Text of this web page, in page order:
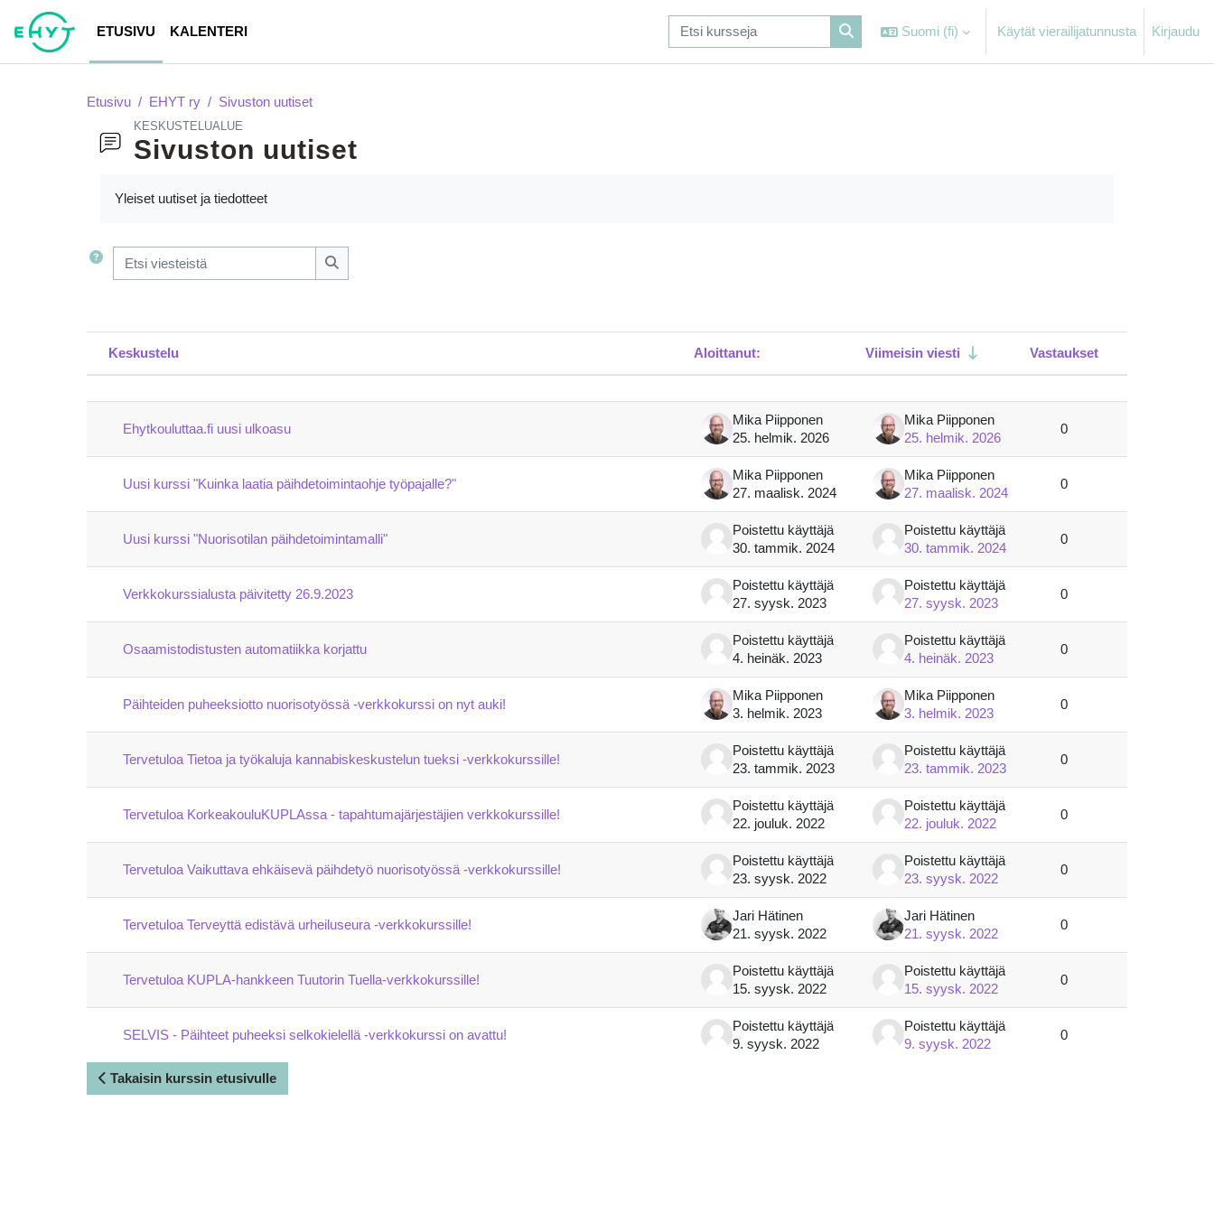
Siirry pääsisältöön
ETUSIVU
KALENTERI Suomi ‎(fi)‎ Käytät vierailijatunnusta Kirjaudu
Etusivu EHYT ry Sivuston uutiset
KESKUSTELUALUE
Sivuston uutiset
Yleiset uutiset ja tiedotteet
Etsi viesteistä
Etsi viesteistä
Tilanne
Keskustelu Aloittanut: Viimeisin viesti
Vastaukset
Toiminnot
Ehytkouluttaa.fi uusi ulkoasu
Mika Piipponen
25. helmik. 2026
Mika Piipponen
25. helmik. 2026
0
Uusi kurssi "Kuinka laatia päihdetoimintaohje työpajalle?"
Mika Piipponen
27. maalisk. 2024
Mika Piipponen
27. maalisk. 2024
0
Uusi kurssi "Nuorisotilan päihdetoimintamalli"
Poistettu käyttäjä
30. tammik. 2024
Poistettu käyttäjä
30. tammik. 2024
0
Verkkokurssialusta päivitetty 26.9.2023
Poistettu käyttäjä
27. syysk. 2023
Poistettu käyttäjä
27. syysk. 2023
0
Osaamistodistusten automatiikka korjattu
Poistettu käyttäjä
4. heinäk. 2023
Poistettu käyttäjä
4. heinäk. 2023
0
Päihteiden puheeksiotto nuorisotyössä -verkkokurssi on nyt auki!
Mika Piipponen
3. helmik. 2023
Mika Piipponen
3. helmik. 2023
0
Tervetuloa Tietoa ja työkaluja kannabiskeskustelun tueksi -verkkokurssille!
Poistettu käyttäjä
23. tammik. 2023
Poistettu käyttäjä
23. tammik. 2023
0
Tervetuloa KorkeakouluKUPLAssa - tapahtumajärjestäjien verkkokurssille!
Poistettu käyttäjä
22. jouluk. 2022
Poistettu käyttäjä
22. jouluk. 2022
0
Tervetuloa Vaikuttava ehkäisevä päihdetyö nuorisotyössä -verkkokurssille!
Poistettu käyttäjä
23. syysk. 2022
Poistettu käyttäjä
23. syysk. 2022
0
Tervetuloa Terveyttä edistävä urheiluseura -verkkokurssille!
Jari Hätinen
21. syysk. 2022
Jari Hätinen
21. syysk. 2022
0
Tervetuloa KUPLA-hankkeen Tuutorin Tuella-verkkokurssille!
Poistettu käyttäjä
15. syysk. 2022
Poistettu käyttäjä
15. syysk. 2022
0
SELVIS - Päihteet puheeksi selkokielellä -verkkokurssi on avattu!
Poistettu käyttäjä
9. syysk. 2022
Poistettu käyttäjä
9. syysk. 2022
0
Takaisin kurssin etusivulle